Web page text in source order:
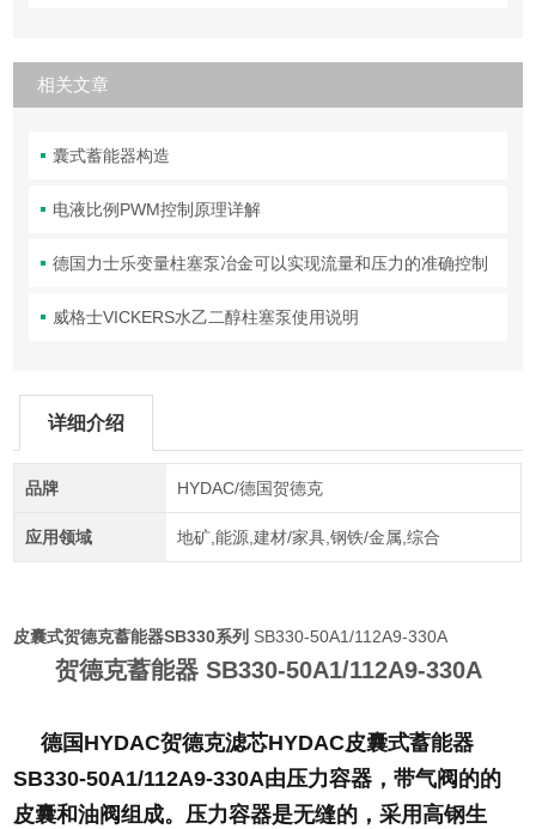
相关文章
囊式蓄能器构造
电液比例PWM控制原理详解
德国力士乐变量柱塞泵冶金可以实现流量和压力的准确控制
威格士VICKERS水乙二醇柱塞泵使用说明
详细介绍
品牌 HYDAC/德国贺德克
应用领域 地矿,能源,建材/家具,钢铁/金属,综合
皮囊式贺德克蓄能器SB330系列 SB330-50A1/112A9-330A
贺德克蓄能器 SB330-50A1/112A9-330A
德国HYDAC贺德克滤芯HYDAC皮囊式蓄能器
SB330-50A1/112A9-330A由压力容器，带气阀的的
皮囊和油阀组成。压力容器是无缝的，采用高钢生